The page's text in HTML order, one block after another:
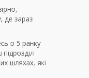
де зараз
о 5 ранку
шляхах, які